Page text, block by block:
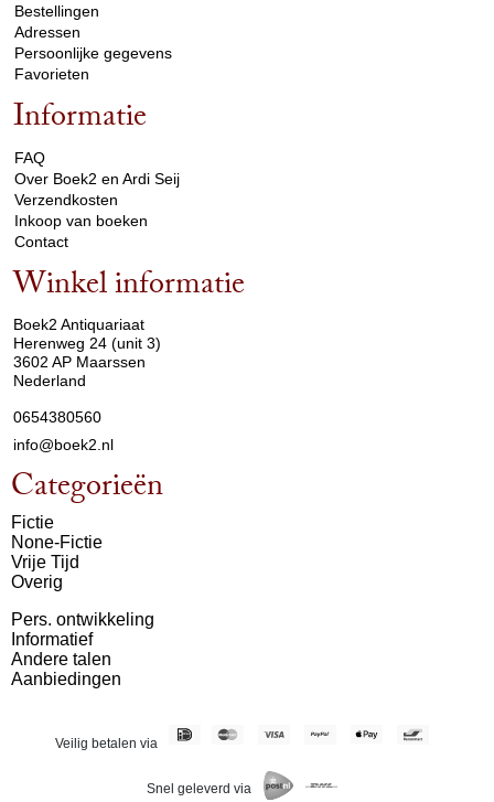
Bestellingen
Adressen
Persoonlijke gegevens
Favorieten
Informatie
FAQ
Over Boek2 en Ardi Seij
Verzendkosten
Inkoop van boeken
Contact
Winkel informatie
Boek2 Antiquariaat
Herenweg 24 (unit 3)
3602 AP Maarssen
Nederland
0654380560
info@boek2.nl
Categorieën
Fictie
None-Fictie
Vrije Tijd
Overig
Pers. ontwikkeling
Informatief
Andere talen
Aanbiedingen
Veilig betalen via
Snel geleverd via